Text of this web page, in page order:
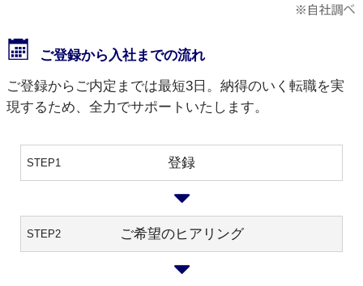
ご登録から入社までの流れ
ご登録からご内定までは最短3日。納得のいく転職を実
現するため、全力でサポートいたします。
STEP1 登録
STEP2 ご希望のヒアリング